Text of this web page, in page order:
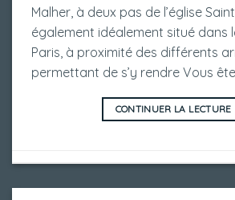
Malher, à deux pas de l’église
également idéalement situé dans
Paris, à proximité des différents
permettant de s’y rendre Vous
CONTINUER LA LECTURE